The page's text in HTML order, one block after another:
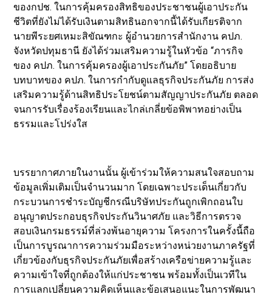
ของกปช. ในการคุ้มครองสิทธิของประชาชนผู้เอาประกัน
ชีวิตที่ยังไม่ได้รับเงินตามสิทธินอกจากนี้ได้รับเกียรติจาก
นายพีระยศเหมะสิขัณฑกะ ผู้อำนวยการสำนักงาน คปภ.
จังหวัดปทุมธานี ยังได้ร่วมเสริมความรู้ในหัวข้อ “ภารกิจ
ของ คปภ. ในการคุ้มครองผู้เอาประกันภัย” โดยอธิบาย
บทบาทของ คปภ. ในการกำกับดูแลธุรกิจประกันภัย การส่ง
เสริมความรู้ด้านสิทธิประโยชน์ตามสัญญาประกันภัย ตลอด
จนการรับเรื่องร้องเรียนและไกล่เกลี่ยข้อพิพาทอย่างเป็น
ธรรมและโปร่งใส
บรรยากาศภายในงานนั้น ผู้เข้าร่วมให้ความสนใจสอบถาม
ข้อมูลเพิ่มเติมเป็นจำนวนมาก โดยเฉพาะประเด็นเกี่ยวกับ
กระบวนการชำระบัญชีกรณีบริษัทประกันถูกเพิกถอนใบ
อนุญาตประกอบธุรกิจประกันวินาศภัย และวิธีการตรวจ
สอบเงินกรมธรรม์ที่ล่วงพ้นอายุความ โครงการในครั้งนี้ถือ
เป็นการบูรณาการความร่วมมือระหว่างหน่วยงานภาครัฐที่
เกี่ยวข้องกับธุรกิจประกันภัยเพื่อสร้างเครือข่ายความรู้และ
ความเข้าใจที่ถูกต้องให้แก่ประชาชน พร้อมทั้งเป็นเวทีใน
การแลกเปลี่ยนความคิดเห็นและข้อเสนอแนะในการพัฒนา